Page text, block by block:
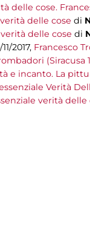
delle cose.
delle cose di
delle cose di
2017, Francesco
(Siracusa
e incanto. La
Verità
verità